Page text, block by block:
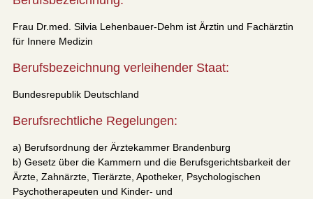
Frau Dr.med. Silvia Lehenbauer-Dehm ist Ärztin und Fachärztin
für Innere Medizin
Berufsbezeichnung verleihender Staat:
Bundesrepublik Deutschland
Berufsrechtliche Regelungen:
a) Berufsordnung der Ärztekammer Brandenburg
b) Gesetz über die Kammern und die Berufsgerichtsbarkeit der
Ärzte, Zahnärzte, Tierärzte, Apotheker, Psychologischen
Psychotherapeuten und Kinder- und